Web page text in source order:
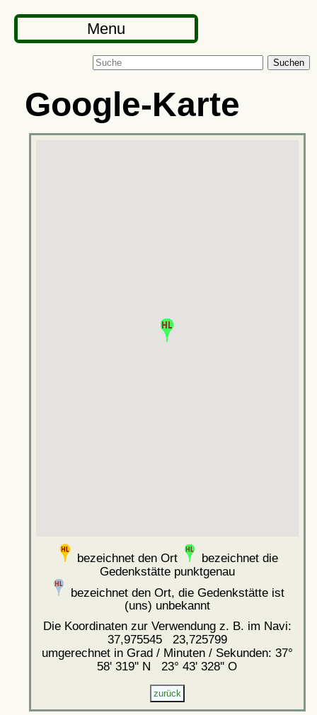
Menu
Suchen
Google-Karte
bezeichnet den Ort
bezeichnet die
Gedenkstätte punktgenau
bezeichnet den Ort, die Gedenkstätte ist
(uns) unbekannt
Die Koordinaten zur Verwendung z. B. im Navi:
37,975545 23,725799
umgerechnet in Grad / Minuten / Sekunden: 37°
58' 319'' N 23° 43' 328'' O